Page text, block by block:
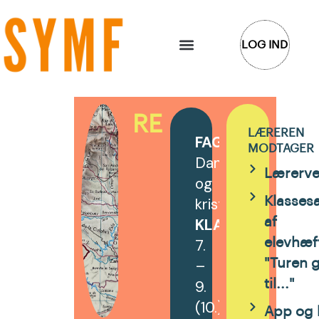
til
indholdet
LOG IND
REJSENDE
FAG
Dansk
og
KLASSETRIN
7.
–
9.
(10.)
LÆREREN
MODTAGER
af
"Turen
til..."
App og